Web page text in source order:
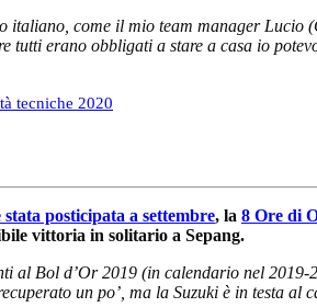
italiano, come il mio team manager
tutti erano obbligati a stare a casa io
tecniche 2020
posticipata a settembre, la 8 Ore di
vittoria in solitario a Sepang.
al Bol d’Or 2019 (in calendario nel
un po’, ma la Suzuki è in testa